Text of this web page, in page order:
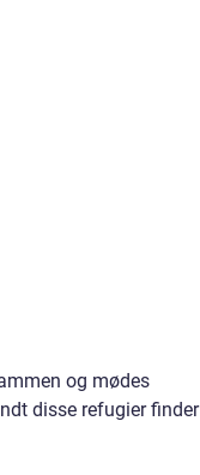
og mødes
disse refugier finder